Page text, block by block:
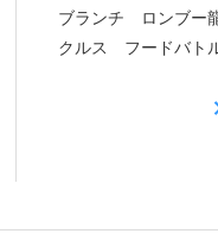
ブランチ ロンブー
クルス フードバト